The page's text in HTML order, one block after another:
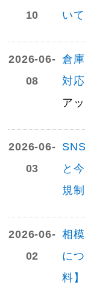
10 いて
2026-06-
08
倉
対
ア
2026-06-
03
と
規
2026-06-
02
相
に
料】